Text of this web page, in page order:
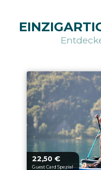
aria.price_from_prefix
22,50 €
Guest Card Spezial